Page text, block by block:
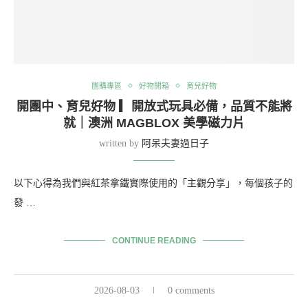
團購專區 好物開箱 育兒好物
開團中、育兒好物 ▎開放式玩具必備，品質不能將
就｜澳洲 MAGBLOX 美學磁力片
written by 阿呆夫妻過日子
以下心得為我們與紅茶拿鐵實際使用的「主觀分享」，每個孩子的
發 …
CONTINUE READING
2026-08-03 0 comments